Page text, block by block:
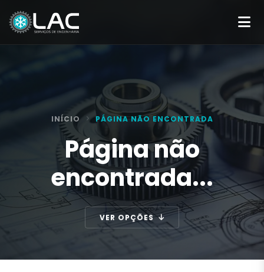
INÍCIO PÁGINA NÃO ENCONTRADA
Página não
encontrada...
VER OPÇÕES